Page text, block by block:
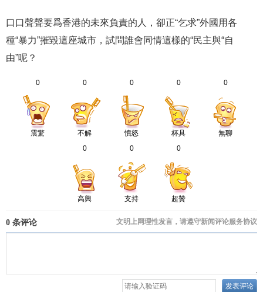
口口聲聲要爲香港的未來負責的人，卻正“乞求”外國用各
種“暴力”摧毀這座城市，試問誰會同情這樣的“民主與“自
由”呢？
0
震驚
0
不解
0
憤怒
0
杯具
0
無聊
0
高興
0
支持
0
超贊